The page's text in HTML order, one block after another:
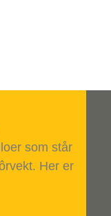
som står
Her er